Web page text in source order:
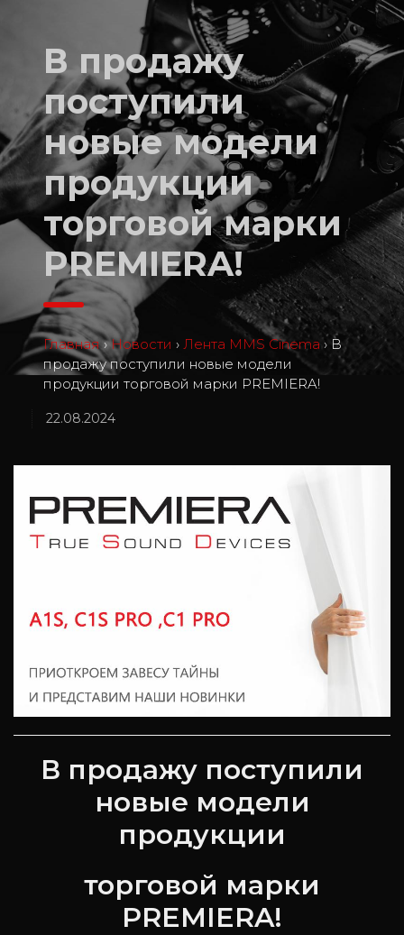
В продажу
поступили
новые модели
продукции
торговой марки
PREMIERA!
Главная › Новости › Лента MMS Cinema › В
продажу поступили новые модели
продукции торговой марки PREMIERA!
22.08.2024
В продажу поступили
новые модели
продукции
торговой марки
PREMIERA!